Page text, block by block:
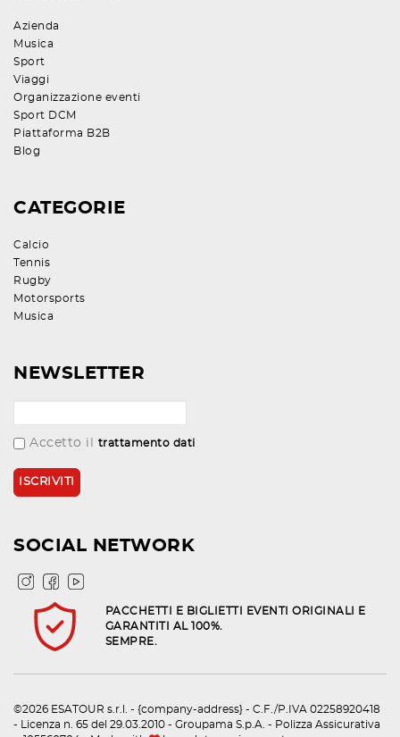
Azienda
Musica
Sport
Viaggi
Organizzazione eventi
Sport DCM
Piattaforma B2B
Blog
CATEGORIE
Calcio
Tennis
Rugby
Motorsports
Musica
NEWSLETTER
Accetto il trattamento dati
SOCIAL NETWORK
PACCHETTI E BIGLIETTI EVENTI ORIGINALI E
GARANTITI AL 100%.
SEMPRE.
©2026 ESATOUR s.r.l. - {company-address} - C.F./P.IVA 02258920418
- Licenza n. 65 del 29.03.2010 - Groupama S.p.A. - Polizza Assicurativa